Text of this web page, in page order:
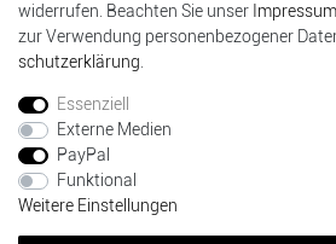
Widerrufsformular
Unternehmen
Kontakt
Datenschutzerklärung
Widerrufsrecht
Impressum
AGB
widerrufen. Beachten Sie unser Impressum
zur Verwendung personenbezogener
schutz­erklärung
Essenziell
Externe Medien
PayPal
Funktional
Weitere Einstellungen